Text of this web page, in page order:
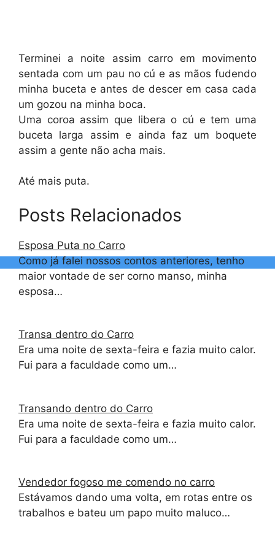
Terminei a noite assim carro em movimento
sentada com um pau no cú e as mãos fudendo
minha buceta e antes de descer em casa cada
um gozou na minha boca.
Uma coroa assim que libera o cú e tem uma
buceta larga assim e ainda faz um boquete
assim a gente não acha mais.
Até mais puta.
Posts Relacionados
Esposa Puta no Carro
Como já falei nossos contos anteriores, tenho
maior vontade de ser corno manso, minha
esposa…
Transa dentro do Carro
Era uma noite de sexta-feira e fazia muito calor.
Fui para a faculdade como um…
Transando dentro do Carro
Era uma noite de sexta-feira e fazia muito calor.
Fui para a faculdade como um…
Vendedor fogoso me comendo no carro
Estávamos dando uma volta, em rotas entre os
trabalhos e bateu um papo muito maluco…